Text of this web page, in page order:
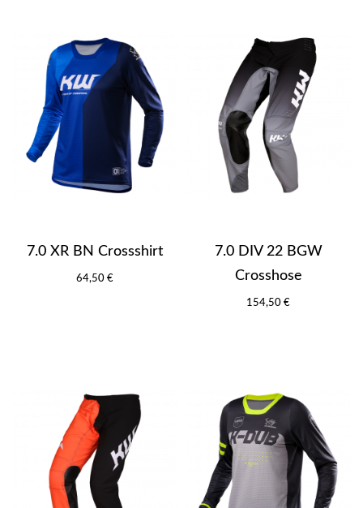
7.0 XR BN Crossshirt
64,50 €
7.0 DIV 22 BGW
Crosshose
154,50 €